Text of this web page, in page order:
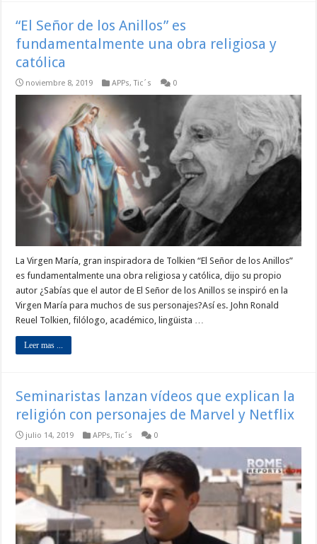
“El Señor de los Anillos” es
fundamentalmente una obra religiosa y
católica
noviembre 8, 2019 APPs,Tic´s 0
La Virgen María, gran inspiradora de Tolkien “El Señor de los Anillos”
es fundamentalmente una obra religiosa y católica, dijo su propio
autor ¿Sabías que el autor de El Señor de los Anillos se inspiró en la
Virgen María para muchos de sus personajes?Así es. John Ronald
Reuel Tolkien, filólogo, académico, lingüista …
Leer mas ...
Seminaristas lanzan vídeos que explican la
religión con personajes de Marvel y Netflix
julio 14, 2019 APPs,Tic´s 0